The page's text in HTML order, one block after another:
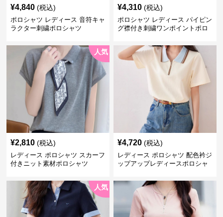
¥4,840 (税込)
ポロシャツ レディース 音符キャ
ラクター刺繍ポロシャツ
¥4,310 (税込)
ポロシャツ レディース パイピン
グ襟付き刺繍ワンポイントポロ
人気
¥2,810 (税込)
レディース ポロシャツ スカーフ
付きニット素材ポロシャツ
¥4,720 (税込)
レディース ポロシャツ 配色衿ジ
ップアップレディースポロシャ
人気